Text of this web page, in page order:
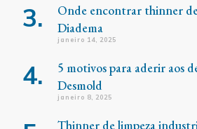
Onde encontrar thinner
Diadema
janeiro 14, 2025
5 motivos para aderir aos
Desmold
janeiro 8, 2025
Thinner de limpeza